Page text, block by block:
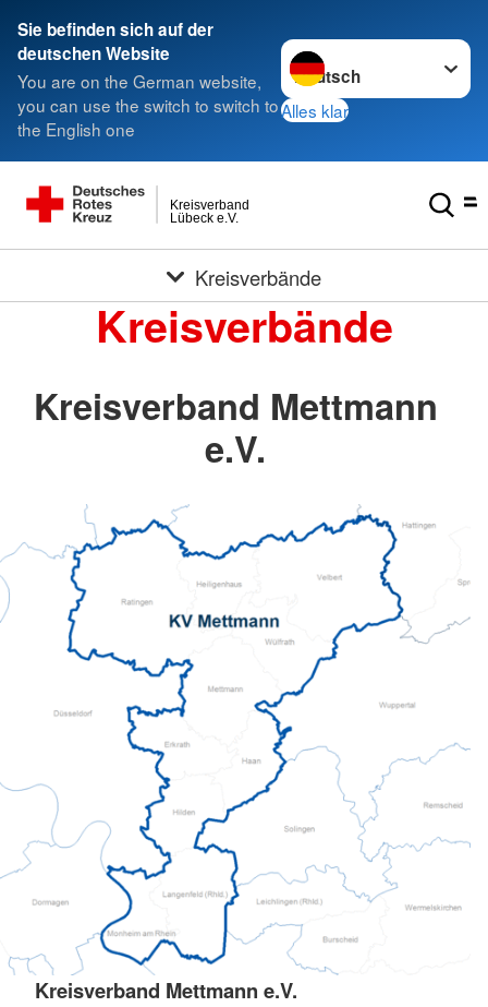
Sie befinden sich auf der
deutschen Website
You are on the German website,
you can use the switch to switch to
the English one
Sprache wechseln zu
Alles klar
Lübeck e.V.
Kreisverband
Kreisverbände
Kreisverbände
Kreisverband Mettmann
e.V.
Kreisverband Mettmann e.V.